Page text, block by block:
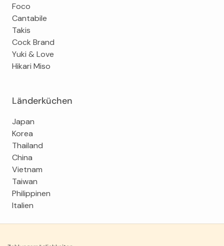
Foco
Cantabile
Takis
Cock Brand
Yuki & Love
Hikari Miso
Länderküchen
Japan
Korea
Thailand
China
Vietnam
Taiwan
Philippinen
Italien